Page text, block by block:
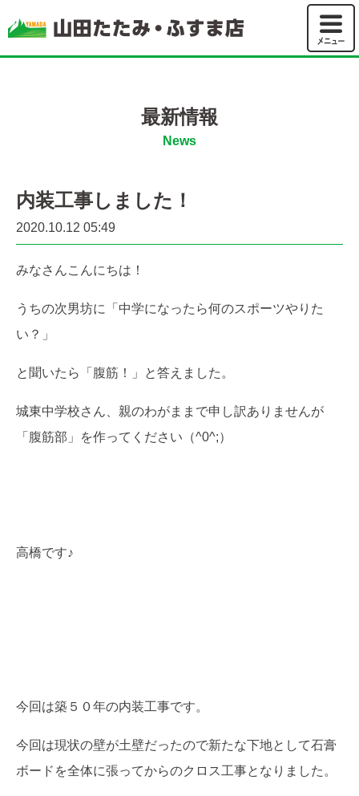
山田た
最新情報
News
内装工事しました！
2020.10.12 05:49
みなさんこんにちは！
うちの次男坊に「中学になったら何のスポーツやりた
い？」
と聞いたら「腹筋！」と答えました。
城東中学校さん、親のわがままで申し訳ありませんが
「腹筋部」を作ってください（^0^;）
高橋です♪
今回は築５０年の内装工事です。
今回は現状の壁が土壁だったので新たな下地として石膏
ボードを全体に張ってからのクロス工事となりました。